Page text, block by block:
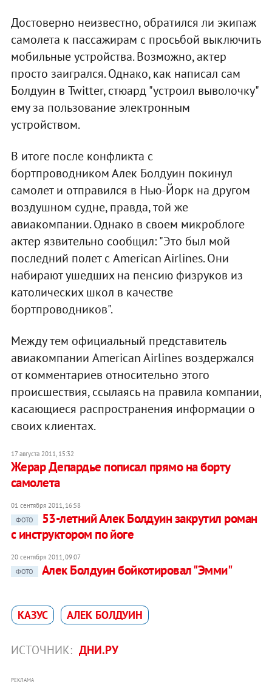
Достоверно неизвестно, обратился ли экипаж
самолета к пассажирам с просьбой выключить
мобильные устройства. Возможно, актер
просто заигрался. Однако, как написал сам
Болдуин в Twitter, стюард "устроил выволочку"
ему за пользование электронным
устройством.
В итоге после конфликта с
бортпроводником Алек Болдуин покинул
самолет и отправился в Нью-Йорк на другом
воздушном судне, правда, той же
авиакомпании. Однако в своем микроблоге
актер язвительно сообщил: "Это был мой
последний полет с American Airlines. Они
набирают ушедших на пенсию физруков из
католических школ в качестве
бортпроводников".
Между тем официальный представитель
авиакомпании American Airlines воздержался
от комментариев относительно этого
происшествия, ссылаясь на правила компании,
касающиеся распространения информации о
своих клиентах.
17 августа 2011, 15:32
Жерар Депардье пописал прямо на борту
самолета
01 сентября 2011, 16:58
ФОТО
53-летний Алек Болдуин закрутил роман
с инструктором по йоге
20 сентября 2011, 09:07
ФОТО
Алек Болдуин бойкотировал "Эмми"
КАЗУС АЛЕК БОЛДУИН
ИСТОЧНИК: ДНИ.РУ
РЕКЛАМА